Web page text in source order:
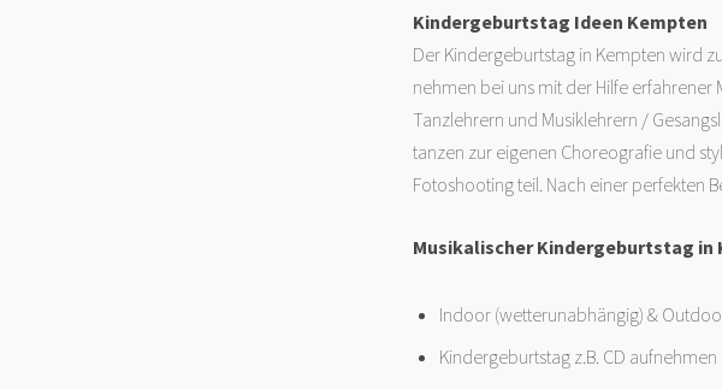
Kindergeburtstag Ideen Kempten
Der Kindergeburtstag in Kempten wird
nehmen bei uns mit der Hilfe
Tanzlehrern und Musiklehrern /
tanzen zur eigenen Choreografie und
Fotoshooting teil. Nach einer perfekten
Musikalischer Kindergeburtstag in
Indoor (wetterunabhängig) &
Kindergeburtstag z.B. CD